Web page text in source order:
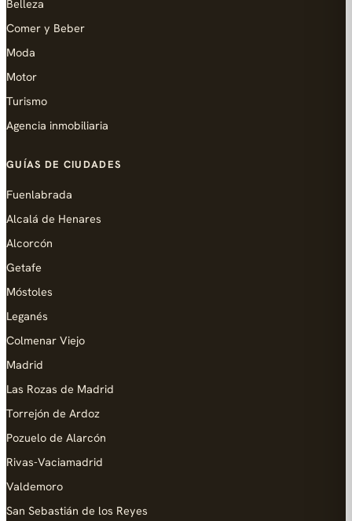
Belleza
Comer y Beber
Moda
Motor
Turismo
Agencia inmobiliaria
GUÍAS DE CIUDADES
Fuenlabrada
Alcalá de Henares
Alcorcón
Getafe
Móstoles
Leganés
Colmenar Viejo
Madrid
Las Rozas de Madrid
Torrejón de Ardoz
Pozuelo de Alarcón
Rivas-Vaciamadrid
Valdemoro
San Sebastián de los Reyes